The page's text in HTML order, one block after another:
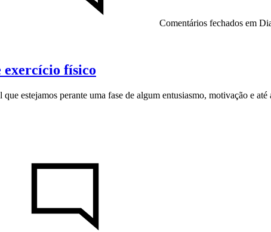
Comentários fechados em
exercício físico
estejamos perante uma fase de algum entusiasmo, motivação e